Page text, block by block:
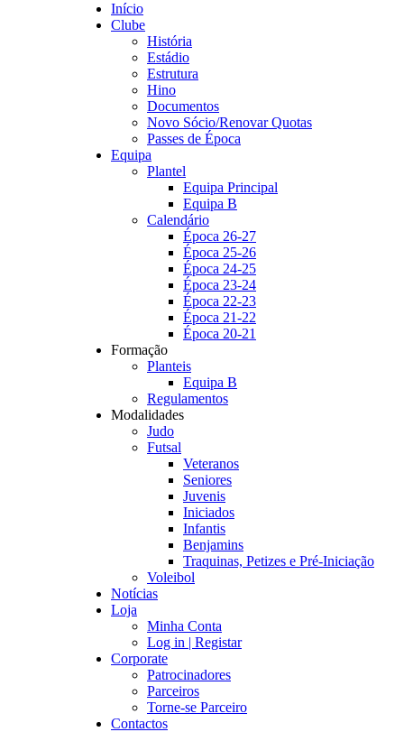
Início
Clube
História
Estádio
Estrutura
Hino
Documentos
Novo Sócio/Renovar Quotas
Passes de Época
Equipa
Plantel
Equipa Principal
Equipa B
Calendário
Época 26-27
Época 25-26
Época 24-25
Época 23-24
Época 22-23
Época 21-22
Época 20-21
Formação
Planteis
Equipa B
Regulamentos
Modalidades
Judo
Futsal
Veteranos
Seniores
Juvenis
Iniciados
Infantis
Benjamins
Traquinas, Petizes e Pré-Iniciação
Voleibol
Notícias
Loja
Minha Conta
Log in | Registar
Corporate
Patrocinadores
Parceiros
Torne-se Parceiro
Contactos